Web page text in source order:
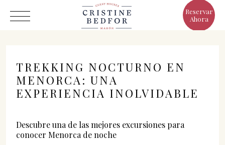
Reservar
Ahora
Habitaciones
Eat & Drink
TREKKING NOCTURNO EN
MENORCA: UNA
EXPERIENCIA INOLVIDABLE
Descubre una de las mejores excursiones para
conocer Menorca de noche